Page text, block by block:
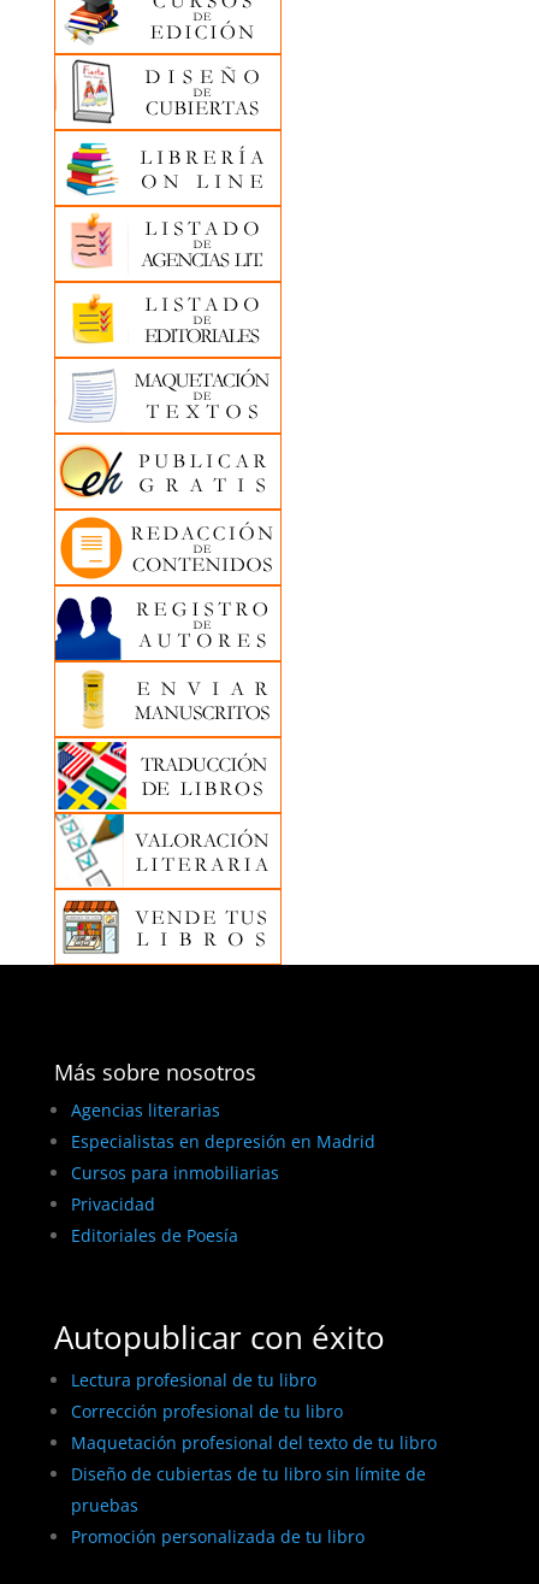
Más sobre nosotros
Agencias literarias
Especialistas en depresión en Madrid
Cursos para inmobiliarias
Privacidad
Editoriales de Poesía
Autopublicar con éxito
Lectura profesional de tu libro
Corrección profesional de tu libro
Maquetación profesional del texto de tu libro
Diseño de cubiertas de tu libro sin límite de
pruebas
Promoción personalizada de tu libro